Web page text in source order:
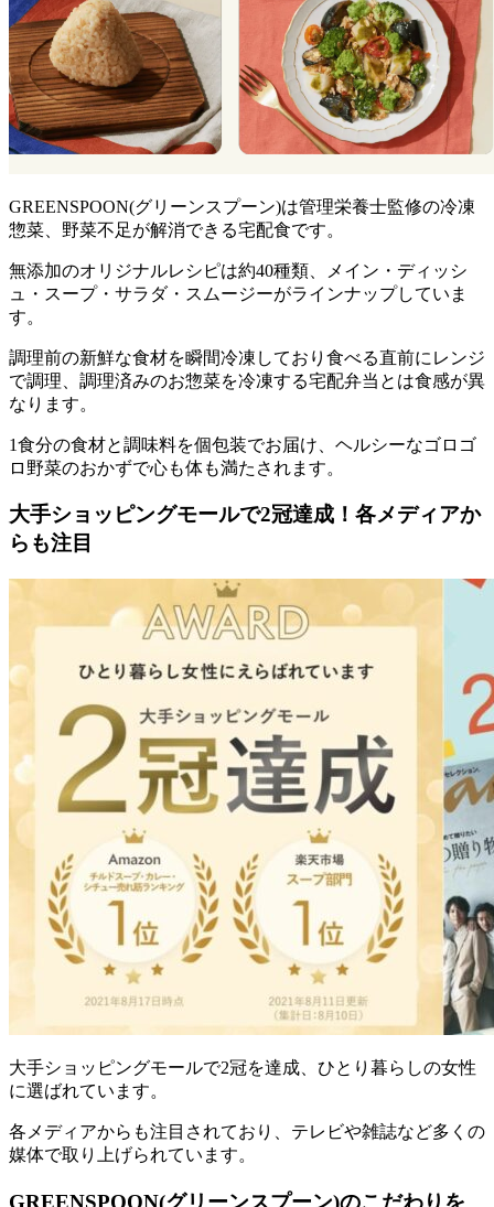
GREENSPOON(グリーンスプーン)は管理栄養士監修の冷凍
惣菜、野菜不足が解消できる宅配食です。
無添加のオリジナルレシピは約40種類、メイン・ディッシ
ュ・スープ・サラダ・スムージーがラインナップしていま
す。
調理前の新鮮な食材を瞬間冷凍しており食べる直前にレンジ
で調理、調理済みのお惣菜を冷凍する宅配弁当とは食感が異
なります。
1食分の食材と調味料を個包装でお届け、ヘルシーなゴロゴ
ロ野菜のおかずで心も体も満たされます。
大手ショッピングモールで2冠達成！各メディアか
らも注目
大手ショッピングモールで2冠を達成、ひとり暮らしの女性
に選ばれています。
各メディアからも注目されており、テレビや雑誌など多くの
媒体で取り上げられています。
GREENSPOON(グリーンスプーン)のこだわりを